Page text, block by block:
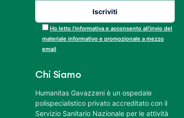
Ho letto l’informativa e acconsento all’invio del
materiale informativo e promozionale a mezzo
email
Chi Siamo
Humanitas Gavazzeni è un ospedale
polispecialistico privato accreditato con il
Servizio Sanitario Nazionale per le attività